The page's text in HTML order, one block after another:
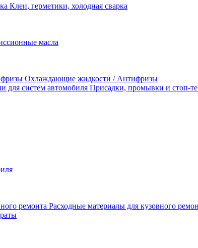
Клеи, герметики, холодная сварка
Охлаждающие жидкости / Антифризы
Присадки, промывки и стоп-
Расходные материалы для кузовного